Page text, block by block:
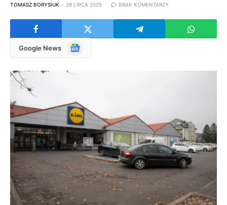
TOMASZ BORYSIUK 28 LIPCA 2025 BRAK KOMENTARZY
Google News
Google